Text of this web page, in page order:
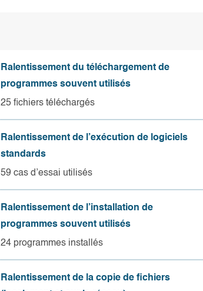
Ralentissement du téléchargement de
programmes souvent utilisés
25 fichiers téléchargés
Ralentissement de l’exécution de logiciels
standards
59 cas d’essai utilisés
Ralentissement de l’installation de
programmes souvent utilisés
24 programmes installés
Ralentissement de la copie de fichiers